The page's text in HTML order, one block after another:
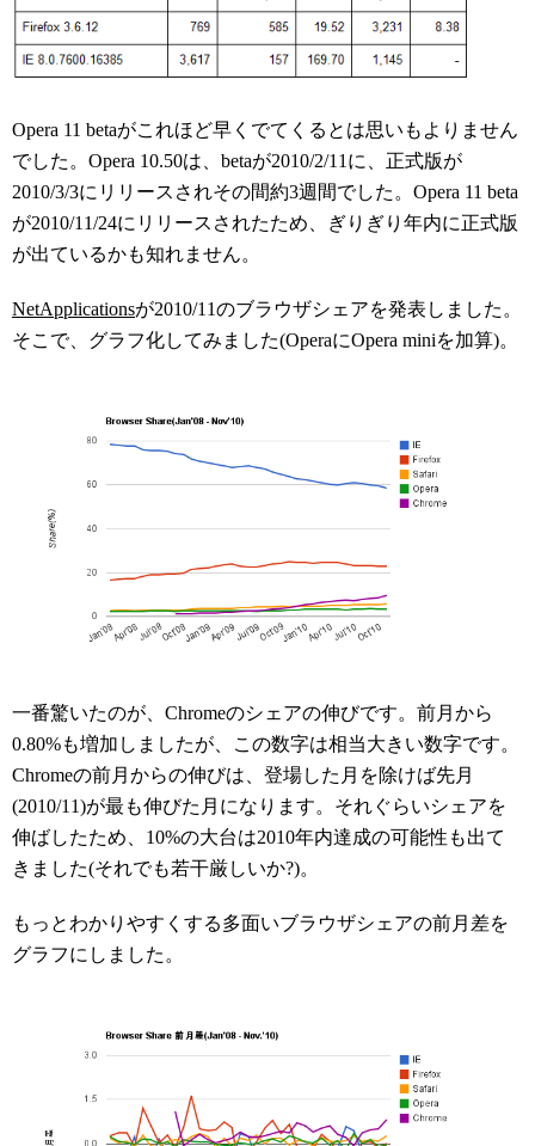
Opera 11 betaがこれほど早くでてくるとは思いもよりません
でした。Opera 10.50は、betaが2010/2/11に、正式版が
2010/3/3にリリースされその間約3週間でした。Opera 11 beta
が2010/11/24にリリースされたため、ぎりぎり年内に正式版
が出ているかも知れません。
NetApplicationsが2010/11のブラウザシェアを発表しました。
そこで、グラフ化してみました(OperaにOpera miniを加算)。
一番驚いたのが、Chromeのシェアの伸びです。前月から
0.80%も増加しましたが、この数字は相当大きい数字です。
Chromeの前月からの伸びは、登場した月を除けば先月
(2010/11)が最も伸びた月になります。それぐらいシェアを
伸ばしたため、10%の大台は2010年内達成の可能性も出て
きました(それでも若干厳しいか?)。
もっとわかりやすくする多面いブラウザシェアの前月差を
グラフにしました。